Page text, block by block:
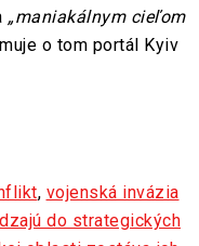
„maniakálnym cieľom
o tom portál Kyiv
, vojenská invázia
do strategických